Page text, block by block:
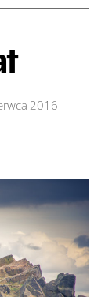
2016